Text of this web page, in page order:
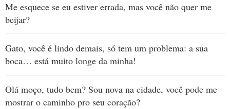
Me esquece se eu estiver errada, mas você não quer me
beijar?
Gato, você é lindo demais, só tem um problema: a sua
boca… está muito longe da minha!
Olá moço, tudo bem? Sou nova na cidade, você pode me
mostrar o caminho pro seu coração?